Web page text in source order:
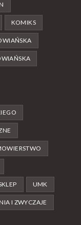
KOMIKS
UMK
I ZWYCZAJE